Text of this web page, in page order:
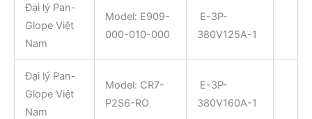
Đại lý Pan-
Glope Việt
Nam
Model: E909-
000-010-000
E-3P-
380V125A-1
Đại lý Pan-
Glope Việt
Nam
Model: CR7-
P2S6-RO
E-3P-
380V160A-1